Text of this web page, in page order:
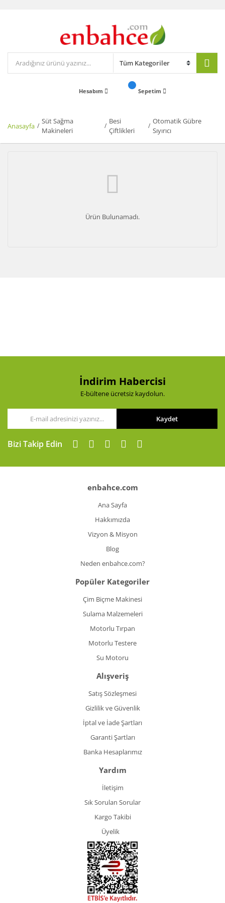
Hesabım Sepetim
Anasayfa
Süt Sağma
Makineleri
Besi
Çiftlikleri
Otomatik Gübre
Sıyırıcı
Ürün Bulunamadı.
İndirim Habercisi
E-bültene ücretsiz kaydolun.
Kaydet
Bizi Takip Edin
enbahce.com
Ana Sayfa
Hakkımızda
Vizyon & Misyon
Blog
Neden enbahce.com?
Popüler Kategoriler
Çim Biçme Makinesi
Sulama Malzemeleri
Motorlu Tırpan
Motorlu Testere
Su Motoru
Alışveriş
Satış Sözleşmesi
Gizlilik ve Güvenlik
İptal ve İade Şartları
Garanti Şartları
Banka Hesaplarımız
Yardım
İletişim
Sık Sorulan Sorular
Kargo Takibi
Üyelik